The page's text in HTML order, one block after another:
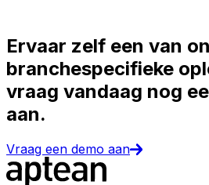
Ervaar zelf een van
branchespecifieke
vraag vandaag nog
aan.
Vraag een demo aan